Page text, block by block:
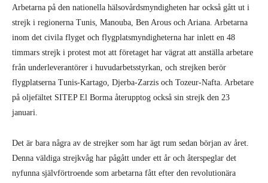
Arbetarna på den nationella hälsovårdsmyndigheten har också gått ut i
strejk i regionerna Tunis, Manouba, Ben Arous och Ariana. Arbetarna
inom det civila flyget och flygplatsmyndigheterna har inlett en 48
timmars strejk i protest mot att företaget har vägrat att anställa arbetare
från underleverantörer i huvudarbetsstyrkan, och strejken berör
flygplatserna Tunis-Kartago, Djerba-Zarzis och Tozeur-Nafta. Arbetare
på oljefältet SITEP El Borma återupptog också sin strejk den 23
januari.
Det är bara några av de strejker som har ägt rum sedan början av året.
Denna väldiga strejkvåg har pågått under ett år och återspeglar det
nyfunna självförtroende som arbetarna fått efter den revolutionära